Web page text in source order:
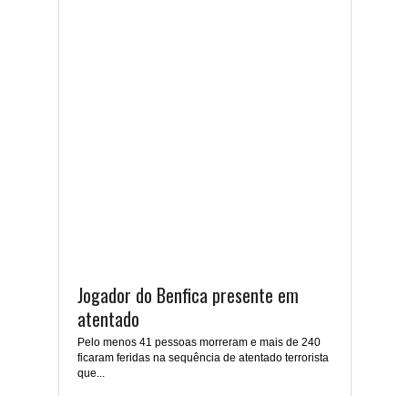
Jogador do Benfica presente em
atentado
Pelo menos 41 pessoas morreram e mais de 240
ficaram feridas na sequência de atentado terrorista
que...